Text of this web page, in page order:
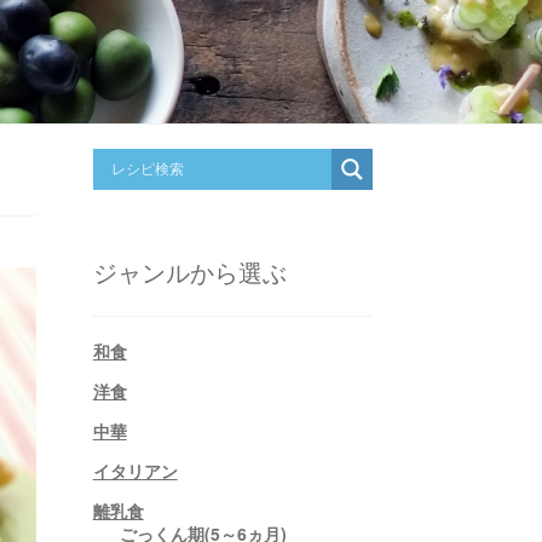
ジャンルから選ぶ
和食
洋食
中華
イタリアン
離乳食
ごっくん期(5～6ヵ月)